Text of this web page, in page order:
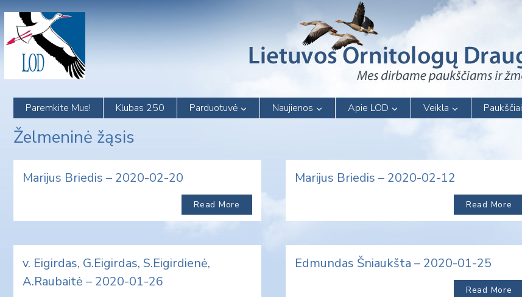
content
Paremkite Mus! Klubas 250 Parduotuvė Naujienos Apie LOD Veikla Paukščiai
Želmeninė žąsis
Marijus Briedis – 2020-02-20
Read More
Marijus Briedis – 2020-02-12
Read More
v. Eigirdas, G.Eigirdas, S.Eigirdienė,
A.Raubaitė – 2020-01-26
Edmundas Šniaukšta – 2020-01-25
Read More